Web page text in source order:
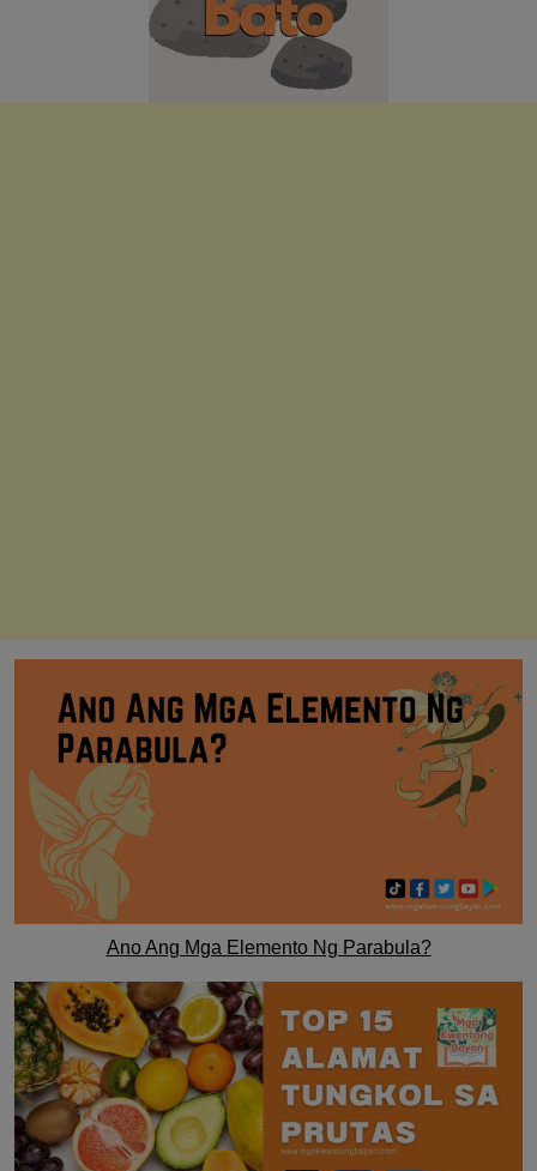
Ano Ang Mga Elemento Ng Parabula?